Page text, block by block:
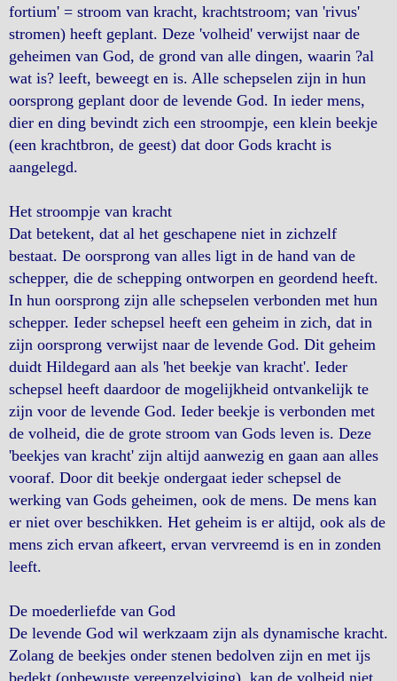
fortium' = stroom van kracht, krachtstroom; van 'rivus'
stromen) heeft geplant. Deze 'volheid' verwijst naar de
geheimen van God, de grond van alle dingen, waarin ?al
wat is? leeft, beweegt en is. Alle schepselen zijn in hun
oorsprong geplant door de levende God. In ieder mens,
dier en ding bevindt zich een stroompje, een klein beekje
(een krachtbron, de geest) dat door Gods kracht is
aangelegd.
Het stroompje van kracht
Dat betekent, dat al het geschapene niet in zichzelf
bestaat. De oorsprong van alles ligt in de hand van de
schepper, die de schepping ontworpen en geordend heeft.
In hun oorsprong zijn alle schepselen verbonden met hun
schepper. Ieder schepsel heeft een geheim in zich, dat in
zijn oorsprong verwijst naar de levende God. Dit geheim
duidt Hildegard aan als 'het beekje van kracht'. Ieder
schepsel heeft daardoor de mogelijkheid ontvankelijk te
zijn voor de levende God. Ieder beekje is verbonden met
de volheid, die de grote stroom van Gods leven is. Deze
'beekjes van kracht' zijn altijd aanwezig en gaan aan alles
vooraf. Door dit beekje ondergaat ieder schepsel de
werking van Gods geheimen, ook de mens. De mens kan
er niet over beschikken. Het geheim is er altijd, ook als de
mens zich ervan afkeert, ervan vervreemd is en in zonden
leeft.
De moederliefde van God
De levende God wil werkzaam zijn als dynamische kracht.
Zolang de beekjes onder stenen bedolven zijn en met ijs